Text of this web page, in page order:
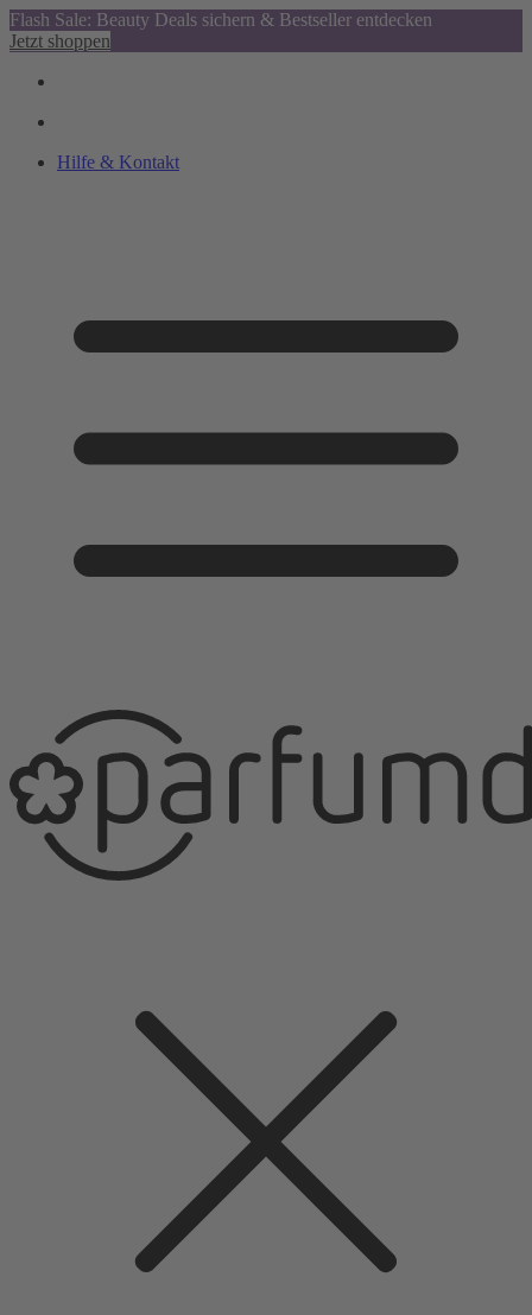
Flash Sale: Beauty Deals sichern & Bestseller entdecken
Jetzt shoppen
Hilfe & Kontakt